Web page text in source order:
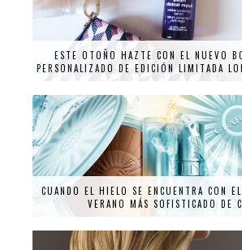
ESTE OTOÑO HAZTE CON EL NUEVO
PERSONALIZADO DE EDICIÓN LIMITADA
CUANDO EL HIELO SE ENCUENTRA CON
VERANO MÁS SOFISTICADO DE